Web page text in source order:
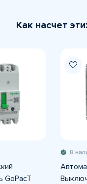
Как насчет
GoPacT
В